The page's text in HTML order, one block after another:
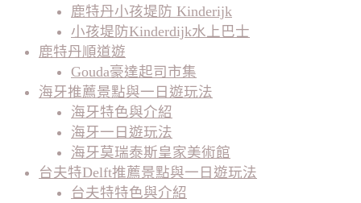
鹿特丹小孩堤防 Kinderijk
小孩堤防Kinderdijk水上巴士
鹿特丹順道遊
Gouda豪達起司市集
海牙推薦景點與一日遊玩法
海牙特色與介紹
海牙一日遊玩法
海牙莫瑞泰斯皇家美術館
台夫特Delft推薦景點與一日遊玩法
台夫特特色與介紹